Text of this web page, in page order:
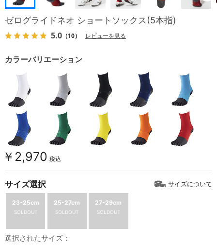
ゼログライドネオ ショートソックス(5本指)
5.0 （10） レビューを見る
カラーバリエーション
￥2,970 税込
サイズ選択 サイズについて
23-25cm
SOLDOUT
25-27cm
SOLDOUT
27-29cm
SOLDOUT
選択されたサイズ：